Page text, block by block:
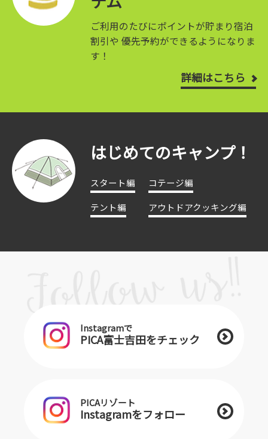
ご利用のたびにポイントが貯まり宿泊
割引や 優先予約ができるようになりま
す！
詳細はこちら
はじめてのキャンプ！
スタート編
コテージ編
テント編
アウトドアクッキング編
Instagramで
PICA富士吉田をチェック
PICAリゾート
Instagramをフォロー